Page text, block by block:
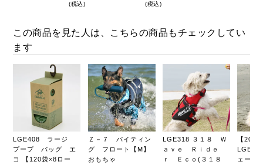
税込 税込
この商品を見た人は、こちらの商品もチェックしてい
ます
LGE408 ラージ
プープ バッグ エ
コ 【120袋×8ロー
Ｚ－７ バイティン
グ フロート【M】
おもちゃ
LGE318 ３１８ Ｗ
ａｖｅ Ｒｉｄｅ
ｒ Ｅｃｏ(３１８
【
ェーブ